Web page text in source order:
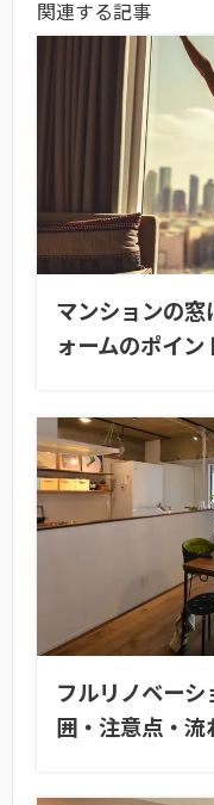
関連する記事
マンションの窓
ォームのポイ
フルリノベー
囲・注意点・流